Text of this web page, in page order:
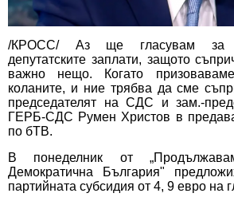
/КРОСС/ Аз ще гласувам за
депутатските заплати, защото
важно нещо. Когато
коланите, и ние трябва да сме
председателят на СДС и зам.-
ГЕРБ-СДС Румен Христов в
по бТВ.
В понеделник от
Демократична България"
партийната субсидия от 4, 9 евро на